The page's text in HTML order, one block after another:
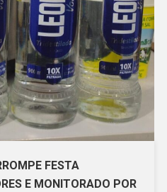
FESTA
E MONITORADO POR